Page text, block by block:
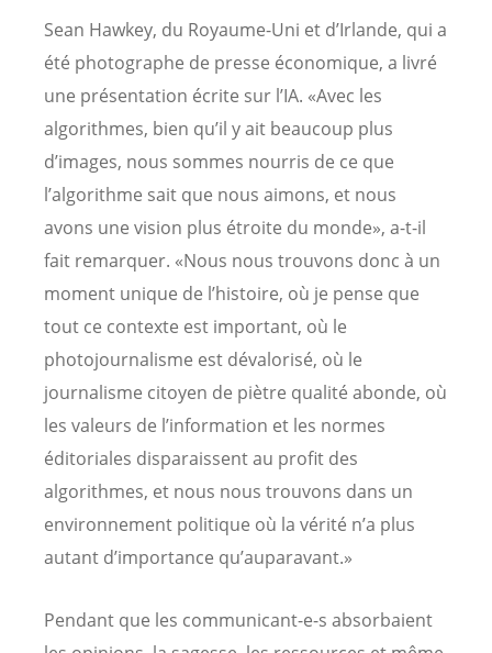
Sean Hawkey, du Royaume-Uni et d’Irlande, qui a
été photographe de presse économique, a livré
une présentation écrite sur l’IA. «Avec les
algorithmes, bien qu’il y ait beaucoup plus
d’images, nous sommes nourris de ce que
l’algorithme sait que nous aimons, et nous
avons une vision plus étroite du monde», a-t-il
fait remarquer. «Nous nous trouvons donc à un
moment unique de l’histoire, où je pense que
tout ce contexte est important, où le
photojournalisme est dévalorisé, où le
journalisme citoyen de piètre qualité abonde, où
les valeurs de l’information et les normes
éditoriales disparaissent au profit des
algorithmes, et nous nous trouvons dans un
environnement politique où la vérité n’a plus
autant d’importance qu’auparavant.»
Pendant que les communicant-e-s absorbaient